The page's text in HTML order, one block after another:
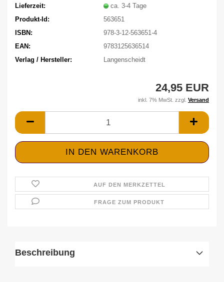
Lieferzeit:
ca. 3-4 Tage
Produkt-Id:
563651
ISBN:
978-3-12-563651-4
EAN:
9783125636514
Verlag / Hersteller:
Langenscheidt
24,95 EUR
inkl. 7% MwSt. zzgl. Versand
AUF DEN MERKZETTEL
FRAGE ZUM PRODUKT
Beschreibung